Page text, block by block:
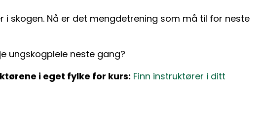
i skogen. Nå er det mengdetrening som må til for neste
ungskogpleie neste gang?
i eget fylke for kurs: Finn instruktører i ditt